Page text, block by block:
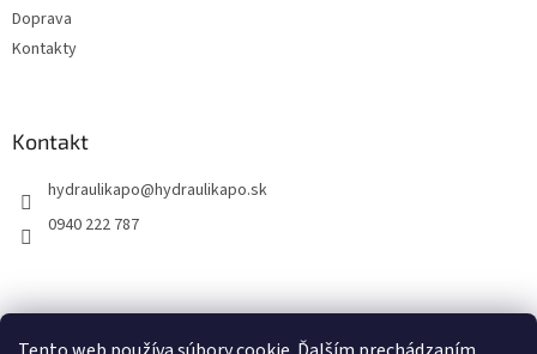
Doprava
Kontakty
Kontakt
hydraulikapo@hydraulikapo.sk
0940 222 787